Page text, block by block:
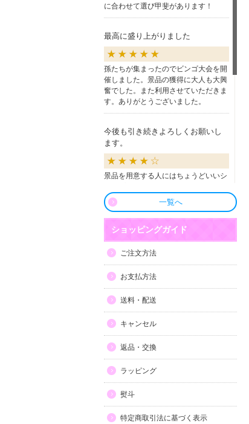
に合わせて選び甲斐があります！
最高に盛り上がりました
孫たちが集まったのでビンゴ大会を開
催しました。景品の獲得に大人も大興
奮でした。また利用させていただきま
す。ありがとうございました。
今後も引き続きよろしくお願いし
ます。
景品を用意する人にはちょうどいいシ
良かったです
商品も直ぐに届き、一つづづ丁寧に梱
まりのビンゴで利用しましたが、みん
な喜んでもらえました。
利用しやすい
目録景品をよく利用しています。豪華
す。手配が早いので便利です。
一覧へ
ショッピングガイド
ご注文方法
お支払方法
送料・配送
キャンセル
返品・交換
ラッピング
熨斗
特定商取引法に基づく表示